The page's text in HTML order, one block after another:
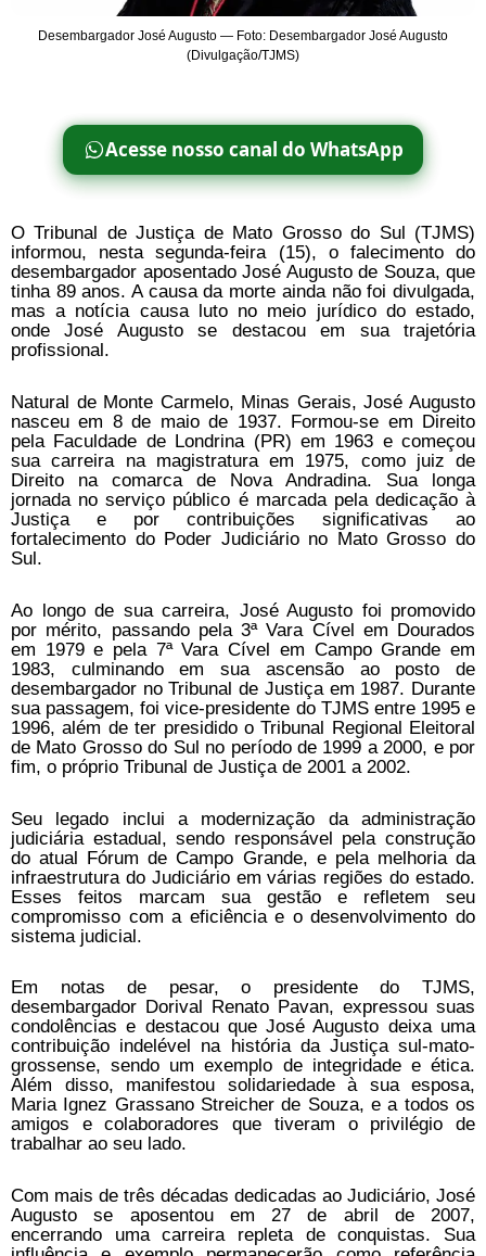
Desembargador José Augusto — Foto: Desembargador José Augusto
(Divulgação/TJMS)
Acesse nosso canal do WhatsApp
O Tribunal de Justiça de Mato Grosso do Sul (TJMS)
informou, nesta segunda-feira (15), o falecimento do
desembargador aposentado José Augusto de Souza, que
tinha 89 anos. A causa da morte ainda não foi divulgada,
mas a notícia causa luto no meio jurídico do estado,
onde José Augusto se destacou em sua trajetória
profissional.
Natural de Monte Carmelo, Minas Gerais, José Augusto
nasceu em 8 de maio de 1937. Formou-se em Direito
pela Faculdade de Londrina (PR) em 1963 e começou
sua carreira na magistratura em 1975, como juiz de
Direito na comarca de Nova Andradina. Sua longa
jornada no serviço público é marcada pela dedicação à
Justiça e por contribuições significativas ao
fortalecimento do Poder Judiciário no Mato Grosso do
Sul.
Ao longo de sua carreira, José Augusto foi promovido
por mérito, passando pela 3ª Vara Cível em Dourados
em 1979 e pela 7ª Vara Cível em Campo Grande em
1983, culminando em sua ascensão ao posto de
desembargador no Tribunal de Justiça em 1987. Durante
sua passagem, foi vice-presidente do TJMS entre 1995 e
1996, além de ter presidido o Tribunal Regional Eleitoral
de Mato Grosso do Sul no período de 1999 a 2000, e por
fim, o próprio Tribunal de Justiça de 2001 a 2002.
Seu legado inclui a modernização da administração
judiciária estadual, sendo responsável pela construção
do atual Fórum de Campo Grande, e pela melhoria da
infraestrutura do Judiciário em várias regiões do estado.
Esses feitos marcam sua gestão e refletem seu
compromisso com a eficiência e o desenvolvimento do
sistema judicial.
Em notas de pesar, o presidente do TJMS,
desembargador Dorival Renato Pavan, expressou suas
condolências e destacou que José Augusto deixa uma
contribuição indelével na história da Justiça sul-mato-
grossense, sendo um exemplo de integridade e ética.
Além disso, manifestou solidariedade à sua esposa,
Maria Ignez Grassano Streicher de Souza, e a todos os
amigos e colaboradores que tiveram o privilégio de
trabalhar ao seu lado.
Com mais de três décadas dedicadas ao Judiciário, José
Augusto se aposentou em 27 de abril de 2007,
encerrando uma carreira repleta de conquistas. Sua